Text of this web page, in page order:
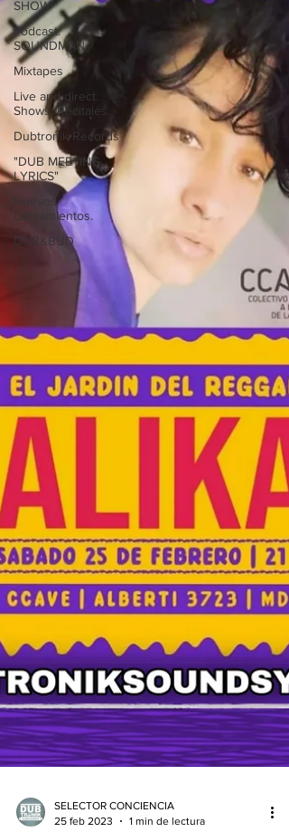
SHOW
Podcast.
SOUNDMAN
Mixtapes
Live and direct.
Shows. Recitales.
Dubtronik Records
"DUB MEETING
LYRICS"
Nuevos
Lanzamientos.
DUB&BUD